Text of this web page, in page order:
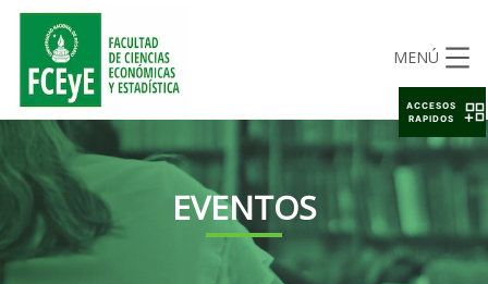
MENÚ
EVENTOS
ACCESOS
RAPIDOS